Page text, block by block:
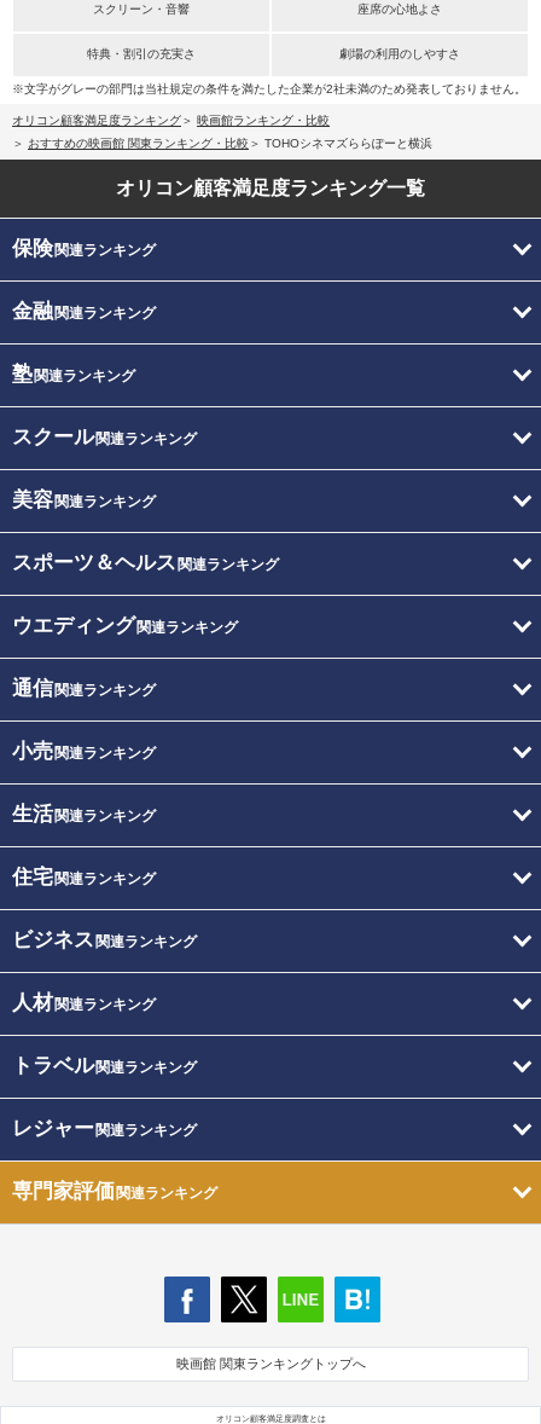
スクリーン・音響 座席の心地よさ
特典・割引の充実さ 劇場の利用のしやすさ
※文字がグレーの部門は当社規定の条件を満たした企業が2社未満のため発表しておりません。
オリコン顧客満足度ランキング
映画館ランキング・比較
おすすめの映画館 関東ランキング・比較
TOHOシネマズららぽーと横浜
オリコン顧客満足度ランキング一覧
保険関連ランキング
金融関連ランキング
塾関連ランキング
スクール関連ランキング
美容関連ランキング
スポーツ＆ヘルス 関連ランキング
ウエディング関連ランキング
通信関連ランキング
小売関連ランキング
生活関連ランキング
住宅関連ランキング
ビジネス 関連ランキング
人材関連ランキング
トラベル関連ランキング
レジャー関連ランキング
専門家評価関連ランキング
映画館 関東ランキングトップへ
オリコン顧客満足度調査とは